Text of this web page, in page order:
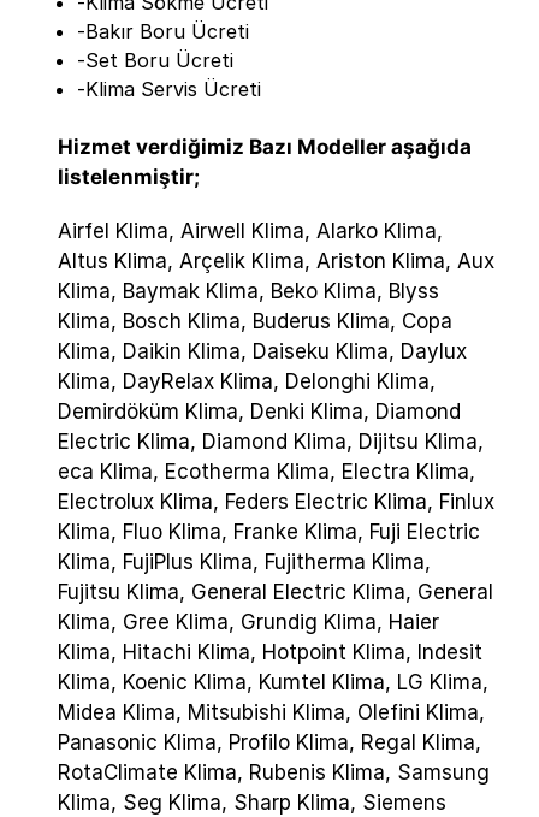
-Bakır Boru Ücreti
-Set Boru Ücreti
-Klima Servis Ücreti
Hizmet verdiğimiz Bazı Modeller aşağıda
listelenmiştir;
Airfel Klima, Airwell Klima, Alarko Klima,
Altus Klima, Arçelik Klima, Ariston Klima, Aux
Klima, Baymak Klima, Beko Klima, Blyss
Klima, Bosch Klima, Buderus Klima, Copa
Klima, Daikin Klima, Daiseku Klima, Daylux
Klima, DayRelax Klima, Delonghi Klima,
Demirdöküm Klima, Denki Klima, Diamond
Electric Klima, Diamond Klima, Dijitsu Klima,
eca Klima, Ecotherma Klima, Electra Klima,
Electrolux Klima, Feders Electric Klima, Finlux
Klima, Fluo Klima, Franke Klima, Fuji Electric
Klima, FujiPlus Klima, Fujitherma Klima,
Fujitsu Klima, General Electric Klima, General
Klima, Gree Klima, Grundig Klima, Haier
Klima, Hitachi Klima, Hotpoint Klima, Indesit
Klima, Koenic Klima, Kumtel Klima, LG Klima,
Midea Klima, Mitsubishi Klima, Olefini Klima,
Panasonic Klima, Profilo Klima, Regal Klima,
RotaClimate Klima, Rubenis Klima, Samsung
Klima, Seg Klima, Sharp Klima, Siemens